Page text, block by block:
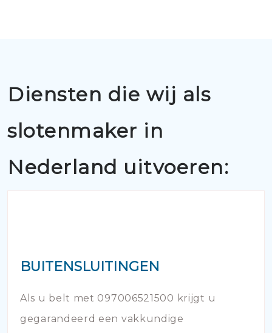
Diensten die wij als
slotenmaker in
Nederland uitvoeren:
BUITENSLUITINGEN
Als u belt met 097006521500 krijgt u
gegarandeerd een vakkundige